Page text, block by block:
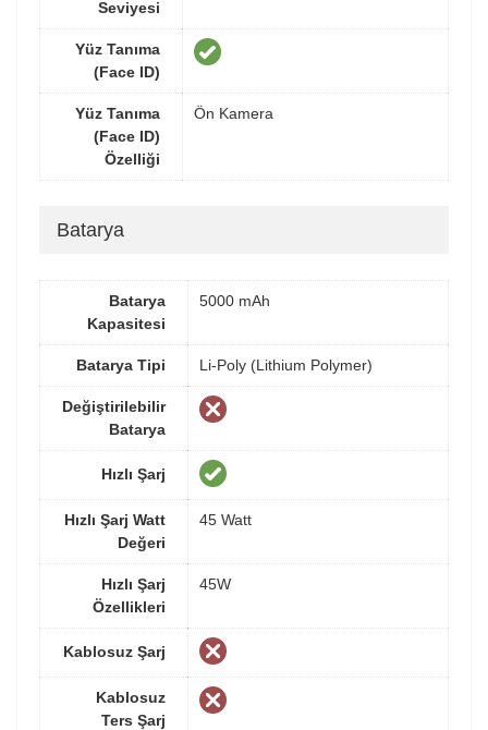
Seviyesi
Yüz Tanıma
(Face ID)
Yüz Tanıma
(Face ID)
Özelliği
Ön Kamera
Batarya
Batarya
Kapasitesi
5000 mAh
Batarya Tipi Li-Poly (Lithium Polymer)
Değiştirilebilir
Batarya
Hızlı Şarj
Hızlı Şarj Watt
Değeri
45 Watt
Hızlı Şarj
Özellikleri
45W
Kablosuz Şarj
Kablosuz
Ters Şarj